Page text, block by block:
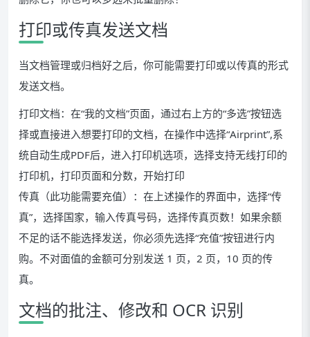
打印或传真发送文档
当文档管理或归档好之后，你可能需要打印或以传真的形式
发送文档。
打印文档：在“我的文档”页面，通过右上方的“多选”按钮选
择或直接进入想要打印的文档，在操作中选择“Airprint”,系
统自动生成PDF后，进入打印机选项，选择支持无线打印的
打印机，打印页面和分数，开始打印
传真（此功能需要充值）：在上述操作的界面中，选择“传
真”，选择国家，输入传真号码，选择传真页数！如果余额
不足的话不能选择发送，你必须先选择“充值”按钮进行内
购。不对面值的金额可分别发送 1 页，2 页，10 页的传
真。
文档的批注、修改和 OCR 识别